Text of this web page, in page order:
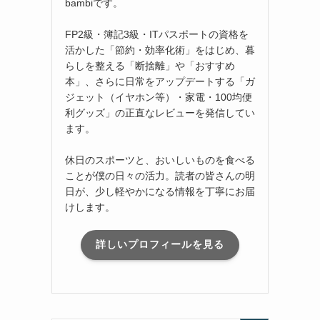
bambiです。
FP2級・簿記3級・ITパスポートの資格を
活かした「節約・効率化術」をはじめ、暮
らしを整える「断捨離」や「おすすめ
本」、さらに日常をアップデートする「ガ
ジェット（イヤホン等）・家電・100均便
利グッズ」の正直なレビューを発信してい
ます。
休日のスポーツと、おいしいものを食べる
ことが僕の日々の活力。読者の皆さんの明
日が、少し軽やかになる情報を丁寧にお届
けします。
詳しいプロフィールを見る